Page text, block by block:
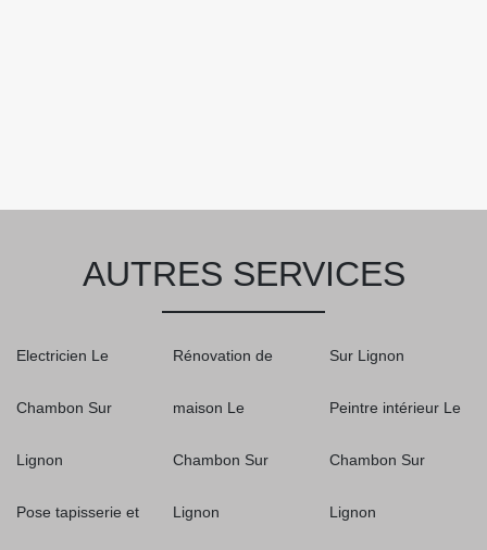
AUTRES SERVICES
Electricien Le
Chambon Sur
Lignon
Pose tapisserie et
Rénovation de
maison Le
Chambon Sur
Lignon
Sur Lignon
Peintre intérieur Le
Chambon Sur
Lignon